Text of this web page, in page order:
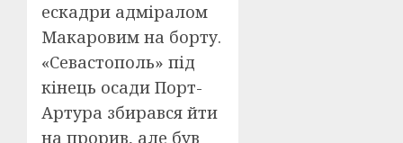
ескадри адміралом
Макаровим на борту.
«Севастополь» під
кінець осади Порт-
Артура збирався йти
на прорив, але був